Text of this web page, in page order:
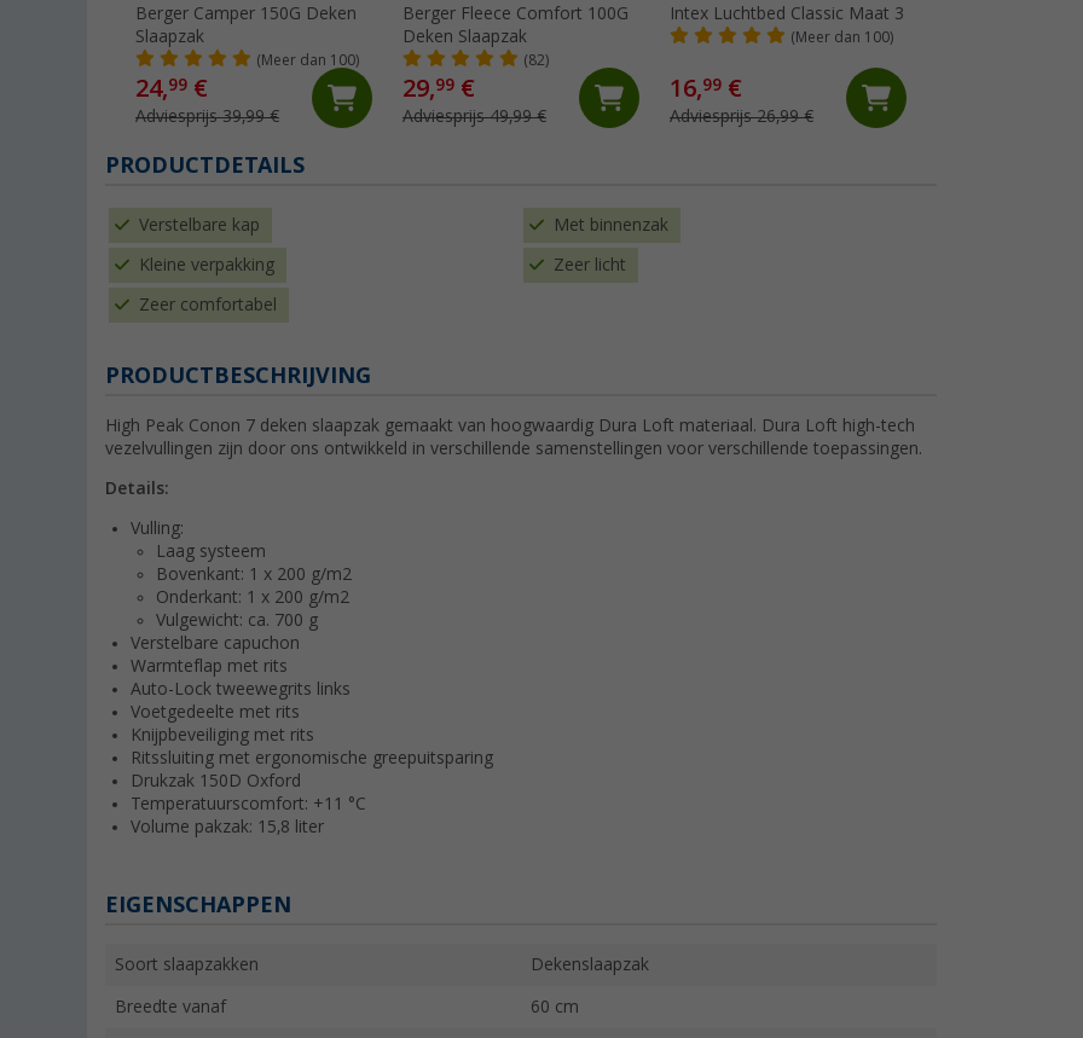
Berger Camper 150G Deken
Slaapzak
(Meer dan 100)
24,99 €
Adviesprijs 39,99 €
Berger Fleece Comfort 100G
Deken Slaapzak
(82)
29,99 €
Adviesprijs 49,99 €
Intex Luchtbed Classic Maat 3
(Meer dan 100)
16,99 €
Adviesprijs 26,99 €
PRODUCTDETAILS
Verstelbare kap Met binnenzak
Kleine verpakking Zeer licht
Zeer comfortabel
PRODUCTBESCHRIJVING
High Peak Conon 7 deken slaapzak gemaakt van hoogwaardig Dura Loft materiaal. Dura Loft high-tech
vezelvullingen zijn door ons ontwikkeld in verschillende samenstellingen voor verschillende toepassingen.
Details:
Vulling:
Laag systeem
Bovenkant: 1 x 200 g/m2
Onderkant: 1 x 200 g/m2
Vulgewicht: ca. 700 g
Verstelbare capuchon
Warmteflap met rits
Auto-Lock tweewegrits links
Voetgedeelte met rits
Knijpbeveiliging met rits
Ritssluiting met ergonomische greepuitsparing
Drukzak 150D Oxford
Temperatuurscomfort: +11 °C
Volume pakzak: 15,8 liter
EIGENSCHAPPEN
Soort slaapzakken Dekenslaapzak
Breedte vanaf 60 cm